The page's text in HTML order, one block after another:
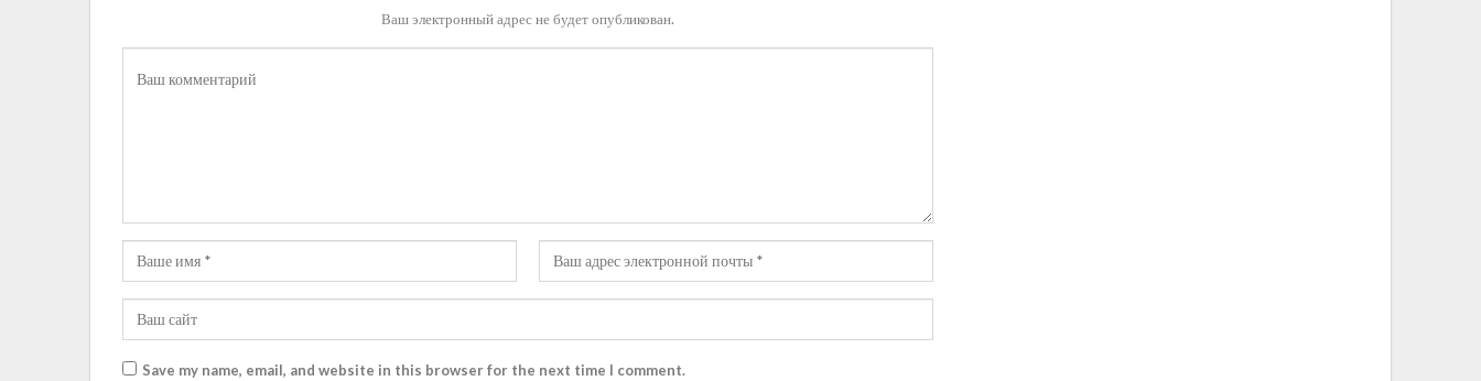
Ваш электронный адрес не будет опубликован.
Save my name, email, and website in this browser for the next time I comment.